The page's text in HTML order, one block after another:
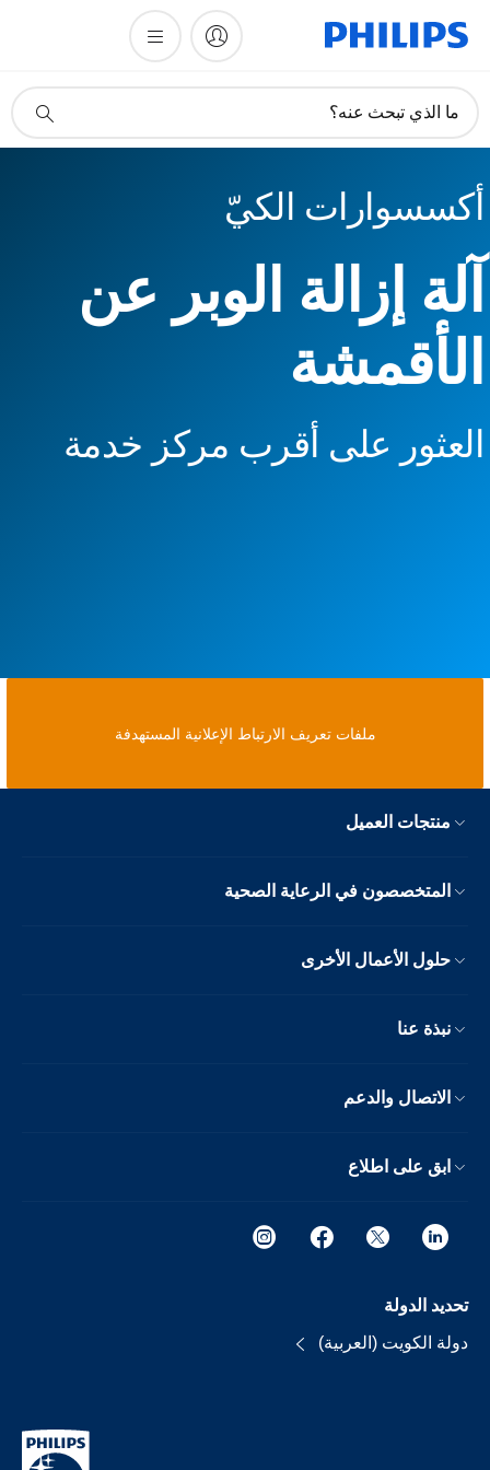
دعم
ما الذي تبحث عنه؟
أكسسوارات الكيّ
آلة إزالة الوبر عن
الأقمشة
العثور على أقرب مركز خدمة
ملفات تعريف الارتباط الإعلانية المستهدفة
منتجات العميل
المتخصصون في الرعاية الصحية
حلول الأعمال الأخرى
نبذة عنا
الاتصال والدعم
ابق على اطلاع
تحديد الدولة
دولة الكويت (العربية)